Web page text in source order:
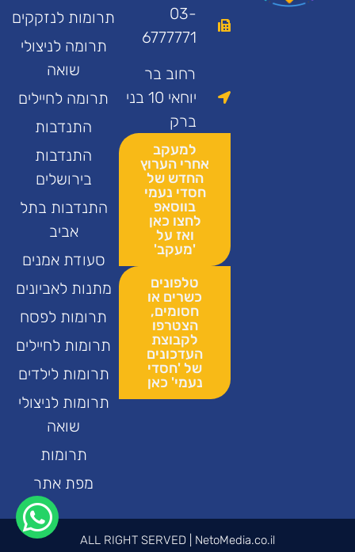
03-
6777771
רחוב בר
יוחאי 10 בני
ברק
למעקב
אחרי הערוץ
החדש של
חסדי נעמי
בווסאפ
לחצו כאן
ואז על
'מעקב'
טלפונים
כשרים או
חסומים,
הצטרפו
לקבוצת
העדכונים
של 'חסדי
נעמי' כאן
תרומות לנזקקים
תרומה לניצולי
שואה
תרומה לחיילים
התנדבות
התנדבות
בירושלים
התנדבות בתל
אביב
סעודת אמנים
מתנות לאביונים
תרומות לפסח
תרומות לחיילים
תרומות לילדים
תרומות לניצולי
שואה
תרומות
מפת אתר
ALL RIGHT SERVED | NetoMedia.co.il